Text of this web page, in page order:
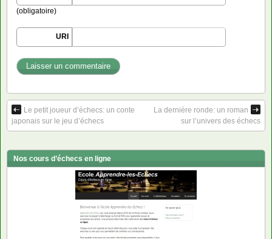
(obligatoire)
URI
Le petit joueur d’échecs: un conte
japonais sur le jeu d’échecs
La dernière ronde: un roman
sur l’univers des échecs
Nos cours d’échecs en ligne